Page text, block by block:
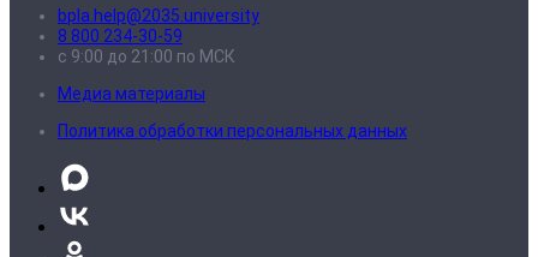
bpla.help@2035.university
8 800 234-30-59
с 9:00 до 21:00 по МСК
Медиа материалы
Политика обработки персональных данных